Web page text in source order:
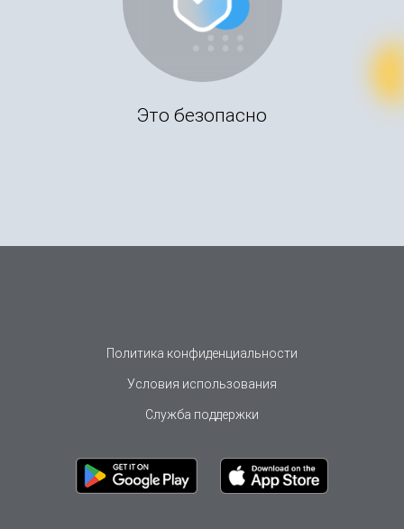
Это безопасно
Политика конфиденциальности
Условия использования
Служба поддержки